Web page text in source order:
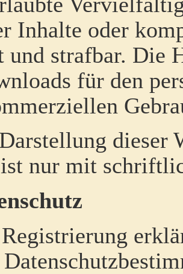
Inhalte oder
und strafbar. Die
für den
dieser
nur mit